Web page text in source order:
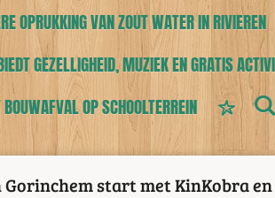
OPRUKKING VAN ZOUT WATER IN RIVIEREN
GEZELLIGHEID, MUZIEK EN GRATIS
OP SCHOOLTERREIN
start met KinKobra